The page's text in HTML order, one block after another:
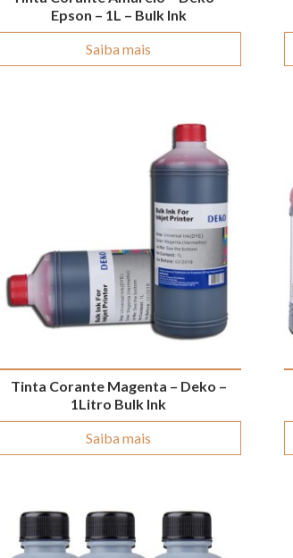
Epson – 1L – Bulk Ink
Saiba mais
Tinta Corante Magenta – Deko –
1Litro Bulk Ink
Saiba mais